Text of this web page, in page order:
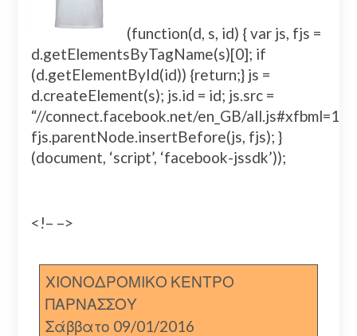
(function(d, s, id) { var js, fjs =
d.getElementsByTagName(s)[0]; if
(d.getElementById(id)) {return;} js =
d.createElement(s); js.id = id; js.src =
“//connect.facebook.net/en_GB/
fjs.parentNode.insertBefore(js, fjs); }
(document, ‘script’, ‘facebook-jssdk’));
<!– –>
ΧΙΟΝΟΔΡΟΜΙΚΟ ΚΕΝΤΡΟ
ΠΑΡΝΑΣΣΟΥ
Σάββατο 09/01/2016